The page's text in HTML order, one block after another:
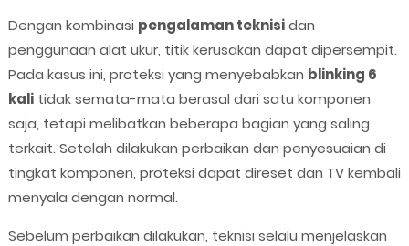
Dengan kombinasi pengalaman teknisidan
penggunaan alat ukur, titik kerusakan dapat dipersempit.
Pada kasus ini, proteksi yang menyebabkan blinking 6
kalitidak semata-mata berasal dari satu komponen
saja, tetapi melibatkan beberapa bagian yang saling
terkait. Setelah dilakukan perbaikan dan penyesuaian di
tingkat komponen, proteksi dapat direset dan TV kembali
menyala dengan normal.
Sebelum perbaikan dilakukan, teknisi selalu menjelaskan